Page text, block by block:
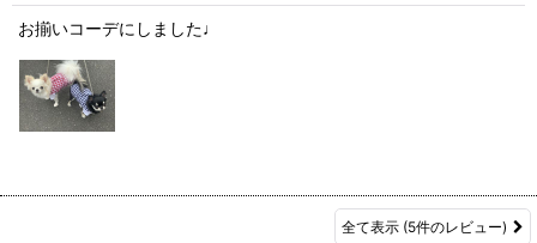
お揃いコーデにしました♩
全て表示 (5件のレビュー)